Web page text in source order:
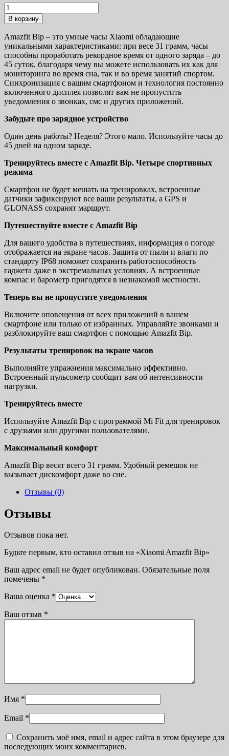
Количество
товара
Xiaomi
Amazfit
Bip
В корзину
Amazfit Bip – это умные часы Xiaomi обладающие
уникальными характеристиками: при весе 31 грамм, часы
способны проработать рекордное время от одного заряда – до
45 суток, благодаря чему вы можете использовать их как для
мониторинга во время сна, так и во время занятий спортом.
Синхронизация с вашим смартфоном и технология постоянно
включенного дисплея позволят вам не пропустить
уведомления о звонках, смс и других приложений.
Забудьте про зарядное устройство
Один день работы? Неделя? Этого мало. Используйте часы до
45 дней на одном заряде.
Тренируйтесь вместе с Amazfit Bip. Четыре спортивных
режима
Смартфон не будет мешать на тренировках, встроенные
датчики зафиксируют все ваши результаты, а GPS и
GLONASS сохранят маршрут.
Путешествуйте вместе с Amazfit Bip
Для вашего удобства в путешествиях, информация о погоде
отображается на экране часов. Защита от пыли и влаги по
стандарту IP68 поможет сохранить работоспособность
гаджета даже в экстремальных условиях. А встроенные
компас и барометр пригодятся в незнакомой местности.
Теперь вы не пропустите уведомления
Включите оповещения от всех приложений в вашем
смартфоне или только от избранных. Управляйте звонками и
разблокируйте ваш смартфон с помощью Amazfit Bip.
Результаты тренировок на экране часов
Выполняйте упражнения максимально эффективно.
Встроенный пульсометр сообщит вам об интенсивности
нагрузки.
Тренируйтесь вместе
Используйте Amazfit Bip с программой Mi Fit для тренировок
с друзьями или другими пользователями.
Максимальный комфорт
Amazfit Bip весят всего 31 грамм. Удобный ремешок не
вызывает дискомфорт даже во сне.
Отзывы (0)
Отзывы
Отзывов пока нет.
Будьте первым, кто оставил отзыв на «Xiaomi Amazfit Bip»
Ваш адрес email не будет опубликован. Обязательные поля
помечены *
Ваша оценка *
Ваш отзыв *
Имя *
Email *
Сохранить моё имя, email и адрес сайта в этом браузере для
последующих моих комментариев.